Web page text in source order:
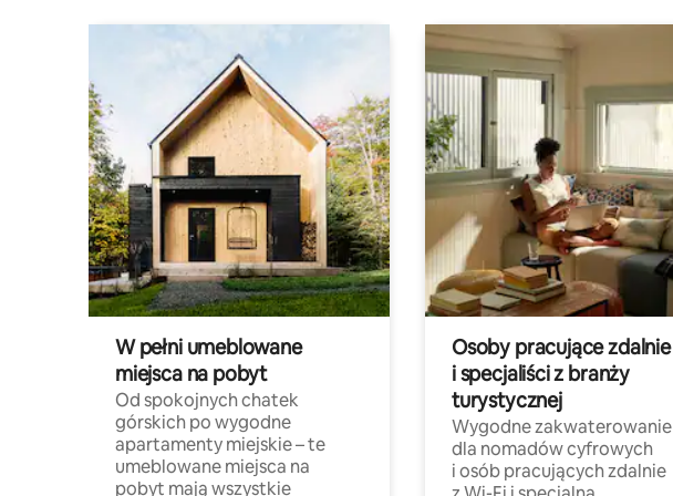
W pełni umeblowane
miejsca na pobyt
Od spokojnych chatek
górskich po wygodne
apartamenty miejskie – te
umeblowane miejsca na
pobyt mają wszystkie
Osoby pracujące zdalnie
i specjaliści z branży
turystycznej
Wygodne zakwaterowanie
dla nomadów cyfrowych
i osób pracujących zdalnie